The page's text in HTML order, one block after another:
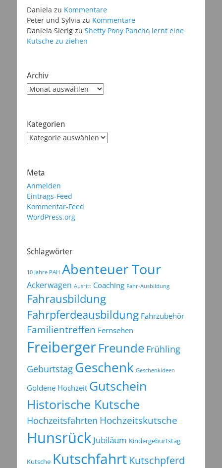
Daniela zu Kommentare
Peter und Sylvia zu Kommentare
Daniela Sierig zu Shetty Pony Pancho lernt eine
Kutsche zu ziehen
Archiv
Archiv
Kategorien
Kategorien
Meta
Anmelden
Eintrags-Feed
Kommentar-Feed
WordPress.org
Schlagwörter
10 Jahre PAH Abenteuer Tour
Ackerwagen Ausritt Coaching Fahr-Ausbildung
Fahrausbildung
Fahrpferdeausbildung Fahrzubehör
Familientreffen Fernsehen
FreibergerFreunde Frühling
Geburtstag Geschenk Geschenkideen
Goldene Hochzeit Gutschein
Historische Kutsche
Hochzeitsfahrten Hochzeitskutsche
Hunsrück Jubiläum Kindergeburtstag
Kutsche Kutschfahrt Kutschpferd